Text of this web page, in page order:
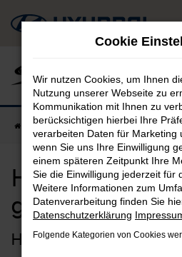
Zum
Hauptinhalt
Startseite Altdorf Hyundai
Hyundai i20
günstig kaufen
Hyundai i20 – unsere
Cookie
Wir nutzen Cookies, um Ihnen
Nutzung unserer Webseite zu
Kommunikation mit Ihnen zu
berücksichtigen hierbei Ihre
verarbeiten Daten für Marketing
wenn Sie uns Ihre Einwilligung
einem späteren Zeitpunkt Ihre
Sie die Einwilligung jederzeit für
Weitere Informationen zum
Datenverarbeitung finden Sie
Datenschutzerklärung
Folgende Kategorien von Cookies